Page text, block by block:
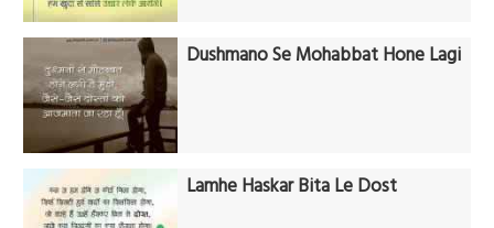
Dushmano Se Mohabbat Hone Lagi
Lamhe Haskar Bita Le Dost